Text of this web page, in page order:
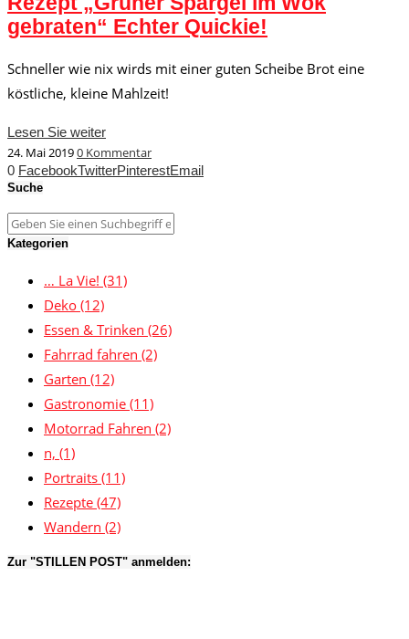
gebraten“ Echter Quickie!
Schneller wie nix wirds mit einer guten Scheibe Brot eine
köstliche, kleine Mahlzeit!
Lesen Sie weiter
24. Mai 20190 Kommentar
0 FacebookTwitterPinterestEmail
Suche
Kategorien
… La Vie! (31)
Deko (12)
Essen & Trinken (26)
Fahrrad fahren (2)
Garten (12)
Gastronomie (11)
Motorrad Fahren (2)
n, (1)
Portraits (11)
Rezepte (47)
Wandern (2)
Zur "STILLEN POST" anmelden: